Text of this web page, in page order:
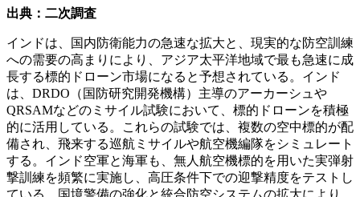
出典：二次調査
インドは、国内防衛能力の急速な拡大と、現実的な防空訓練
への需要の高まりにより、アジア太平洋地域で最も急速に成
長する標的ドローン市場になると予想されている。インド
は、DRDO（国防研究開発機構）主導のアーカーシュや
QRSAMなどのミサイル試験において、標的ドローンを積極
的に活用している。これらの試験では、複数の空中標的が配
備され、飛来する巡航ミサイルや航空機編隊をシミュレート
する。インド空軍と海軍も、無人航空機標的を用いた実弾射
撃訓練を頻繁に実施し、高圧条件下での迎撃精度をテストし